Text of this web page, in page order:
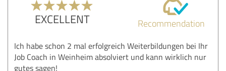
EXCELLENT Recommendation
Ich habe schon 2 mal erfolgreich Weiterbildungen bei Ihr
Job Coach in Weinheim absolviert und kann wirklich nur
gutes sagen!